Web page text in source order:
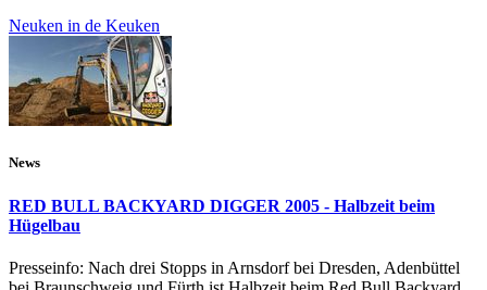
Neuken in de Keuken
News
RED BULL BACKYARD DIGGER 2005 - Halbzeit beim
Hügelbau
Presseinfo: Nach drei Stopps in Arnsdorf bei Dresden, Adenbüttel